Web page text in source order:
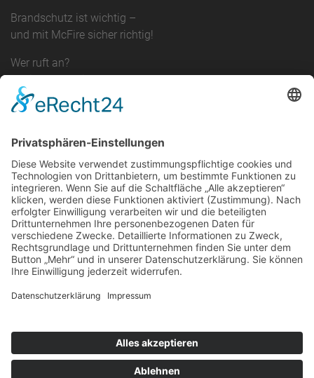
KONTAKT
McFire
Der mobile Brandschutz-Trainer
Alte Ellinghauser Straße 16
44339 Dortmund
E-Mail:info@mcfire.de
Brandschutz ist wichtig –
und mit McFire sicher richtig!
Wer ruft an?
Wo ist es passiert?
Viele offene Fragen zum Thema
Impressum Datenschutz AGB
Ⓒ Copyright McFire - all rights reserved